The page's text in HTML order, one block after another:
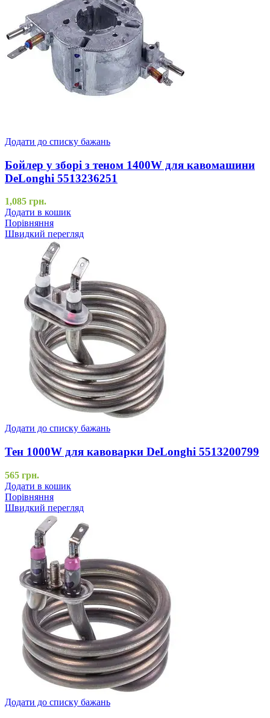
Додати до списку бажань
Бойлер у зборі з теном 1400W для кавомашини
DeLonghi 5513236251
1,085 грн.
Додати в кошик
Порівняння
Швидкий перегляд
Додати до списку бажань
Тен 1000W для кавоварки DeLonghi 5513200799
565 грн.
Додати в кошик
Порівняння
Швидкий перегляд
Додати до списку бажань